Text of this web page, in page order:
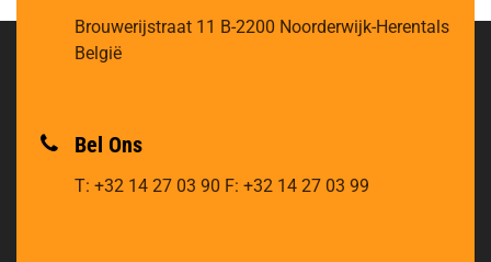
Brouwerijstraat 11 B-2200 Noorderwijk-Herentals
België
Bel Ons
T: +32 14 27 03 90 F: +32 14 27 03 99